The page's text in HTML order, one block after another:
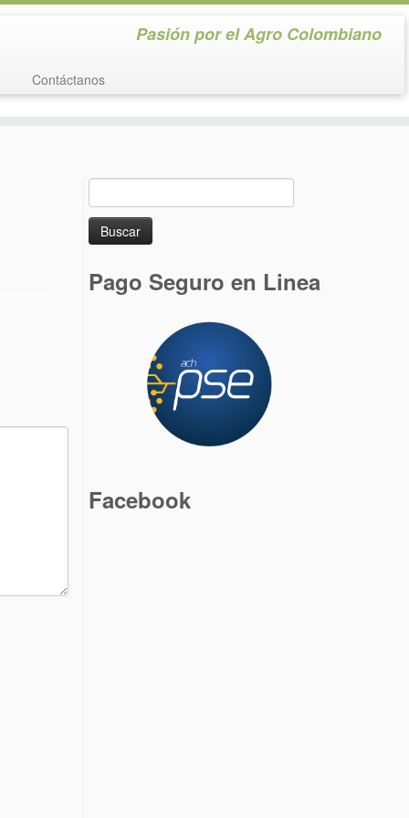
Pasión por el Agro Colombiano
Contáctanos
Buscar:
Pago Seguro en Linea
Facebook